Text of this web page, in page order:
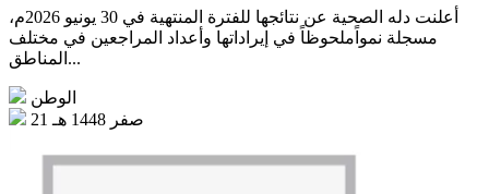
أعلنت دله الصحية عن نتائجها للفترة المنتهية في 30 يونيو 2026م،
مسجلة نمواًملحوظاً في إيراداتها وأعداد المراجعين في مختلف
المناطق...
الوطن
21 صفر 1448 هـ